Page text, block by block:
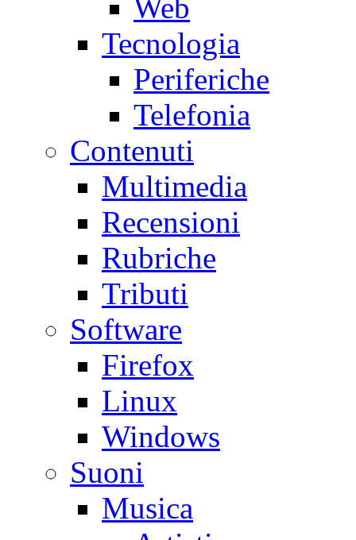
Web
Tecnologia
Periferiche
Telefonia
Contenuti
Multimedia
Recensioni
Rubriche
Tributi
Software
Firefox
Linux
Windows
Suoni
Musica